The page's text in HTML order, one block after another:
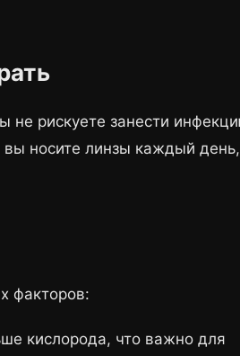
не рискуете занести
вы носите линзы каждый день,
факторов:
кислорода, что важно для